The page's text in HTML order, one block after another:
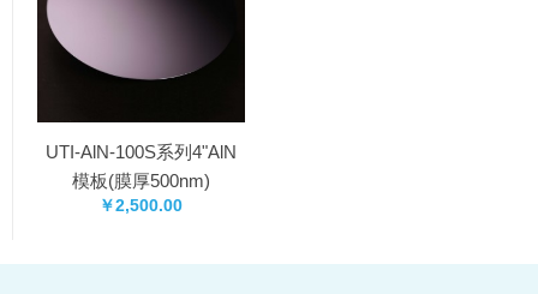
UTI-AlN-100S系列4"AlN
模板(膜厚500nm)
￥2,500.00